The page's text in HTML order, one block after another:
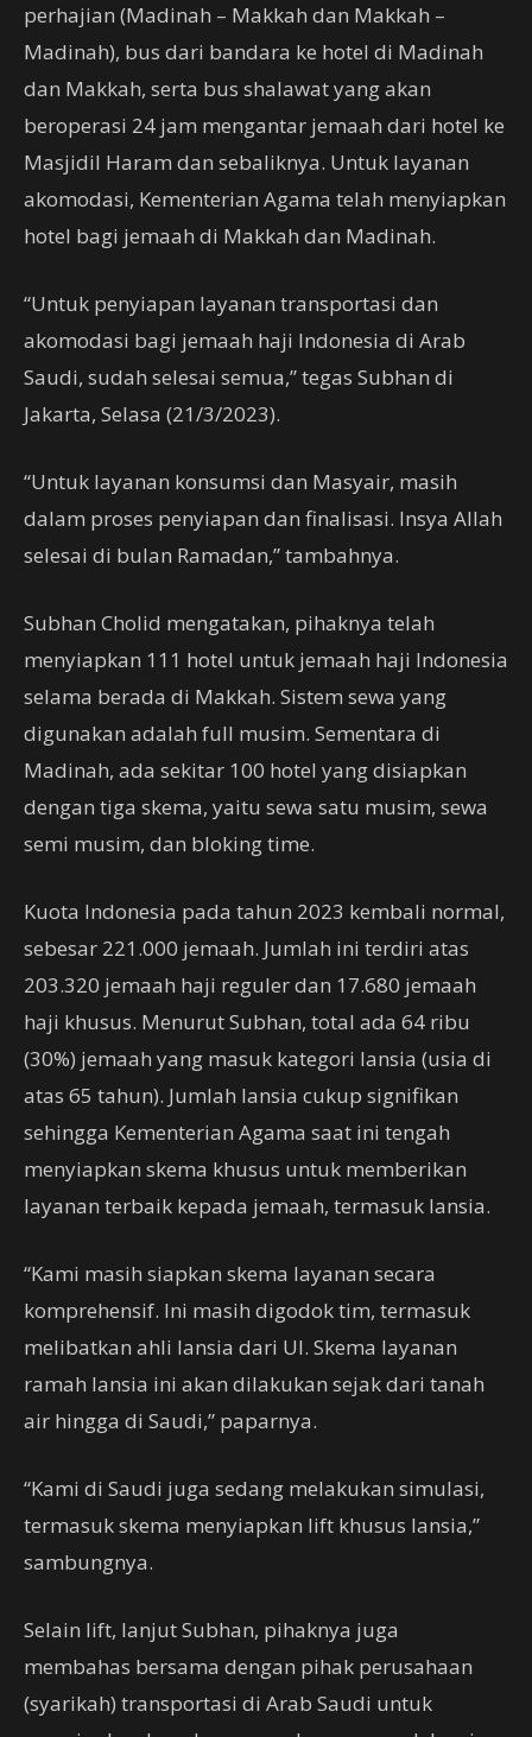
perhajian (Madinah – Makkah dan Makkah –
Madinah), bus dari bandara ke hotel di Madinah
dan Makkah, serta bus shalawat yang akan
beroperasi 24 jam mengantar jemaah dari hotel ke
Masjidil Haram dan sebaliknya. Untuk layanan
akomodasi, Kementerian Agama telah menyiapkan
hotel bagi jemaah di Makkah dan Madinah.
“Untuk penyiapan layanan transportasi dan
akomodasi bagi jemaah haji Indonesia di Arab
Saudi, sudah selesai semua,” tegas Subhan di
Jakarta, Selasa (21/3/2023).
“Untuk layanan konsumsi dan Masyair, masih
dalam proses penyiapan dan finalisasi. Insya Allah
selesai di bulan Ramadan,” tambahnya.
Subhan Cholid mengatakan, pihaknya telah
menyiapkan 111 hotel untuk jemaah haji Indonesia
selama berada di Makkah. Sistem sewa yang
digunakan adalah full musim. Sementara di
Madinah, ada sekitar 100 hotel yang disiapkan
dengan tiga skema, yaitu sewa satu musim, sewa
semi musim, dan bloking time.
Kuota Indonesia pada tahun 2023 kembali normal,
sebesar 221.000 jemaah. Jumlah ini terdiri atas
203.320 jemaah haji reguler dan 17.680 jemaah
haji khusus. Menurut Subhan, total ada 64 ribu
(30%) jemaah yang masuk kategori lansia (usia di
atas 65 tahun). Jumlah lansia cukup signifikan
sehingga Kementerian Agama saat ini tengah
menyiapkan skema khusus untuk memberikan
layanan terbaik kepada jemaah, termasuk lansia.
“Kami masih siapkan skema layanan secara
komprehensif. Ini masih digodok tim, termasuk
melibatkan ahli lansia dari UI. Skema layanan
ramah lansia ini akan dilakukan sejak dari tanah
air hingga di Saudi,” paparnya.
“Kami di Saudi juga sedang melakukan simulasi,
termasuk skema menyiapkan lift khusus lansia,”
sambungnya.
Selain lift, lanjut Subhan, pihaknya juga
membahas bersama dengan pihak perusahaan
(syarikah) transportasi di Arab Saudi untuk